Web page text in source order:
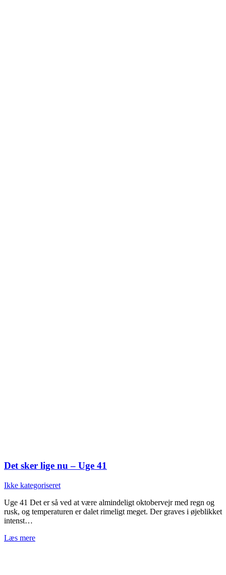
Det sker lige nu – Uge 41
Ikke kategoriseret
Uge 41 Det er så ved at være almindeligt oktobervejr med regn og
rusk, og temperaturen er dalet rimeligt meget. Der graves i øjeblikket
intenst…
Læs mere